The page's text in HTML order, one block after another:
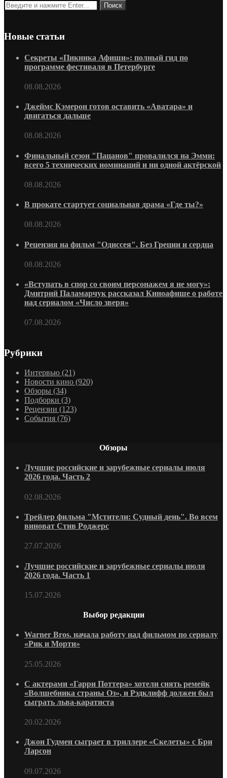
Новые статьи
Секреты «Пикника Афиши»: полный гид по
программе фестиваля в Петербурге
08.08.2026
Джеймс Кэмерон готов оставить «Аватара» и
двигаться дальше
08.08.2026
Финальный сезон "Пацанов" провалился на Эмми:
всего 5 технических номинаций и ни одной актёрской
08.08.2026
В прокате стартует социальная драма «Где ты?»
08.08.2026
Рецензия на фильм "Одиссея". Без Греции и сердца
08.08.2026
«Вступать в спор со своим персонажем я не могу»:
Дмитрий Паламарчук рассказал Киноафише о работе
над сериалом «Число зверя»
07.08.2026
Рубрики
Интервью (21)
Новости кино (920)
Обзоры (34)
Подборки (3)
Рецензии (123)
События (76)
Обзоры
Лучшие российские и зарубежные сериалы июля
2026 года. Часть 2
02.08.2026
Трейлер фильма "Мстители: Судный день". Во всем
виноват Стив Роджерс
27.07.2026
Лучшие российские и зарубежные сериалы июля
2026 года. Часть 1
15.07.2026
Выбор редакции
Warner Bros. начала работу над фильмом по сериалу
«Рик и Морти»
25.05.2026
С актерами «Гарри Поттера» хотели снять ремейк
«Волшебника страны Оз», и Рэдклифф должен был
сыграть льва-каратиста
20.02.2026
Джон Гудмен сыграет в триллере «Скелеты» с Бри
Ларсон
09.07.2026